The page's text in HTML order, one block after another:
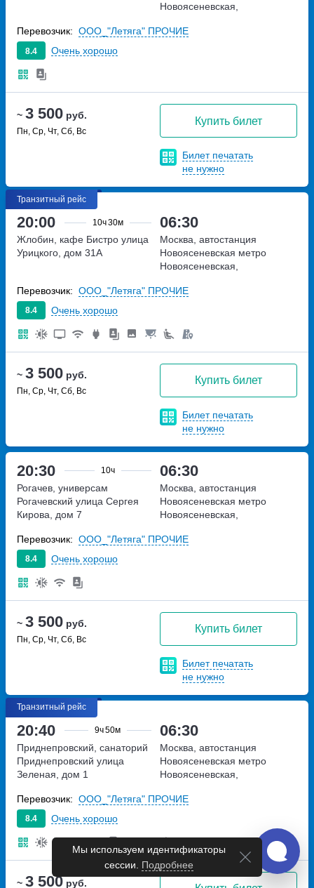
~ 3 500 руб.
Пн, Ср, Чт, Сб, Вс
Купить билет
Билет печатать
не нужно
Новоясеневская,
владение 4
8.4 Очень хорошо
Перевозчик: ООО_"Летяга" ПРОЧИЕ
Транзитный рейс
20:00 10ч30м 06:30
~ 3 500 руб.
Пн, Ср, Чт, Сб, Вс
Купить билет
Билет печатать
не нужно
Жлобин, кафе Бистро улица
Урицкого, дом 31А
Москва, автостанция
Новоясеневская метро
Новоясеневская,
владение 4
8.4 Очень хорошо
Перевозчик: ООО_"Летяга" ПРОЧИЕ
20:30 10ч 06:30
~ 3 500 руб.
Пн, Ср, Чт, Сб, Вс
Купить билет
Билет печатать
не нужно
Рогачев, универсам
Рогачевский улица Сергея
Кирова, дом 7
Москва, автостанция
Новоясеневская метро
Новоясеневская,
владение 4
8.4 Очень хорошо
Перевозчик: ООО_"Летяга" ПРОЧИЕ
Транзитный рейс
20:40 9ч50м 06:30
~ 3 500 руб.
Приднепровский, санаторий
Приднепровский улица
Зеленая, дом 1
Москва, автостанция
Новоясеневская метро
Новоясеневская,
владение 4
8.4 Очень хорошо
Перевозчик: ООО_"Летяга" ПРОЧИЕ
Мы используем идентификаторы
сессии. Подробнее